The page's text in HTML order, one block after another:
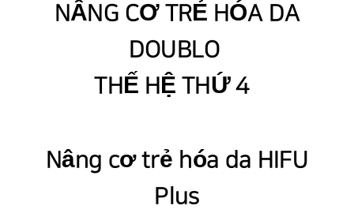
NÂNG CƠ TRẺ HÓA DA
DOUBLO
THẾ HỆ THỨ 4
Nâng cơ trẻ hóa da HIFU
Plus